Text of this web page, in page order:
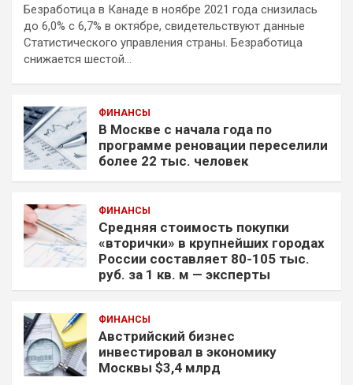
Безработица в Канаде в ноябре 2021 года снизилась
до 6,0% с 6,7% в октябре, свидетельствуют данные
Статистического управления страны. Безработица
снижается шестой…
ФИНАНСЫ
В Москве с начала года по
программе реновации переселили
более 22 тыс. человек
ФИНАНСЫ
Средняя стоимость покупки
«вторички» в крупнейших городах
России составляет 80-105 тыс.
руб. за 1 кв. м — эксперты
ФИНАНСЫ
Австрийский бизнес
инвестировал в экономику
Москвы $3,4 млрд